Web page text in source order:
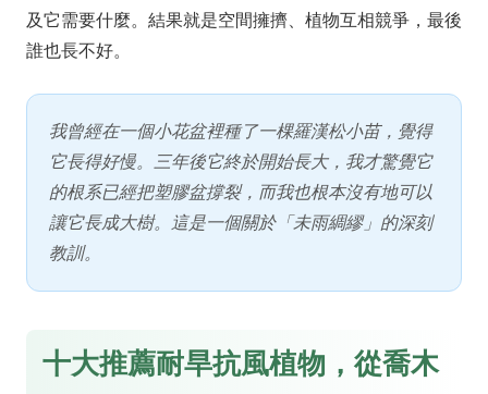
及它需要什麼。結果就是空間擁擠、植物互相競爭，最後
誰也長不好。
我曾經在一個小花盆裡種了一棵羅漢松小苗，覺得
它長得好慢。三年後它終於開始長大，我才驚覺它
的根系已經把塑膠盆撐裂，而我也根本沒有地可以
讓它長成大樹。這是一個關於「未雨綢繆」的深刻
教訓。
十大推薦耐旱抗風植物，從喬木